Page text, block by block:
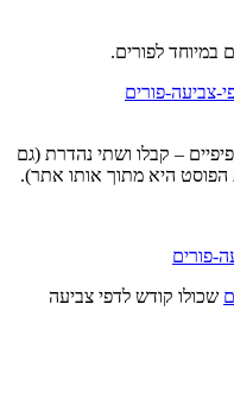
במיוחד לפורים.
– קבלו ושתי נהדרת (גם
היא מתוך אותו אתר).
שכולו קודש לדפי צביעה